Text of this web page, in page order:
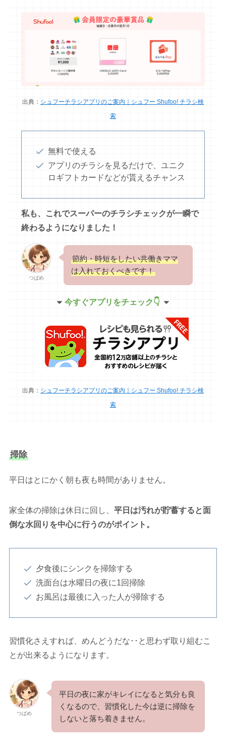
出典： シュフーチラシアプリのご案内｜シュフー Shufoo! チラシ検
索
無料で使える
アプリのチラシを見るだけで、ユニク
ロギフトカードなどが貰えるチャンス
私も、これでスーパーのチラシチェックが一瞬で
終わるようになりました！
つばめ
節約・時短をしたい共働きママ
は入れておくべきです！
今すぐアプリをチェック👇
出典： シュフーチラシアプリのご案内｜シュフー Shufoo! チラシ検
索
掃除
平日はとにかく朝も夜も時間がありません。
家全体の掃除は休日に回し、 平日は汚れが貯蓄すると面
倒な水回りを中心に行うのがポイント。
夕食後にシンクを掃除する
洗面台は水曜日の夜に1回掃除
お風呂は最後に入った人が掃除する
習慣化さえすれば、めんどうだな･･と思わず取り組むこ
とが出来るようになります。
つばめ
平日の夜に家がキレイになると気分も良
くなるので、習慣化した今は逆に掃除を
しないと落ち着きません。